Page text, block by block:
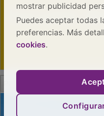
mostrar publicidad
Puedes aceptar todas
preferencias. Más
cookies.